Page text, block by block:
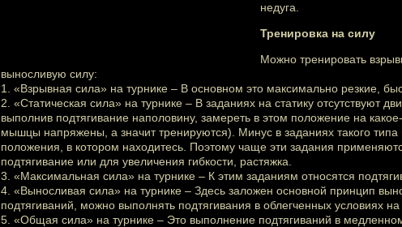
недуга.
Тренировка на силу
Можно тренировать
выносливую силу:
1. «Взрывная сила» на турнике – В основном это максимально резкие,
2. «Статическая сила» на турнике – В заданиях на статику отсутствуют
выполнив подтягивание наполовину, замереть в этом положение на
мышцы напряжены, а значит тренируются). Минус в заданиях такого типа
положения, в котором находитесь. Поэтому чаще эти задания
подтягивание или для увеличения гибкости, растяжка.
3. «Максимальная сила» на турнике – К этим заданиям относятся
4. «Выносливая сила» на турнике – Здесь заложен основной принцип
подтягиваний, можно выполнять подтягивания в облегченных условиях на
5. «Общая сила» на турнике – Это выполнение подтягиваний в